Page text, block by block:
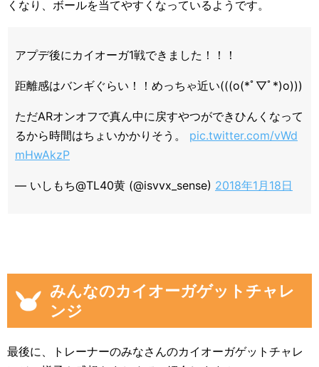
くなり、ボールを当てやすくなっているようです。
アプデ後にカイオーガ1戦できました！！！
距離感はバンギぐらい！！めっちゃ近い(((o(*ﾟ▽ﾟ*)o)))
ただARオンオフで真ん中に戻すやつができひんくなって
るから時間はちょいかかりそう。 pic.twitter.com/vWd
mHwAkzP
— いしもち@TL40黄 (@isvvx_sense) 2018年1月18日
みんなのカイオーガゲットチャレ
ンジ
最後に、トレーナーのみなさんのカイオーガゲットチャレ